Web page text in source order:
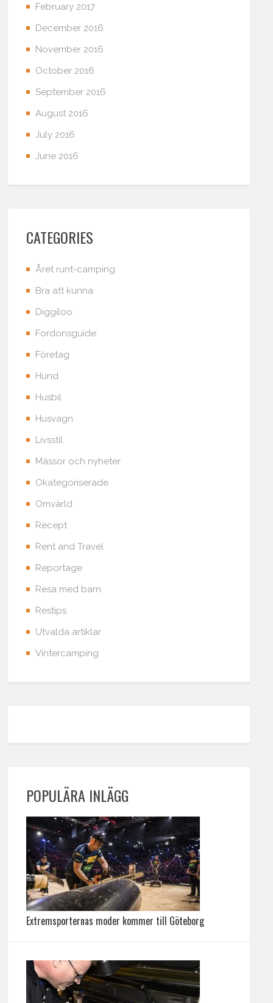
February 2017
December 2016
November 2016
October 2016
September 2016
August 2016
July 2016
June 2016
CATEGORIES
Året runt-camping
Bra att kunna
Diggiloo
Fordonsguide
Företag
Hund
Husbil
Husvagn
Livsstil
Mässor och nyheter
Okategoriserade
Omvärld
Recept
Rent and Travel
Reportage
Resa med barn
Restips
Utvalda artiklar
Vintercamping
POPULÄRA INLÄGG
Extremsporternas moder kommer till Göteborg